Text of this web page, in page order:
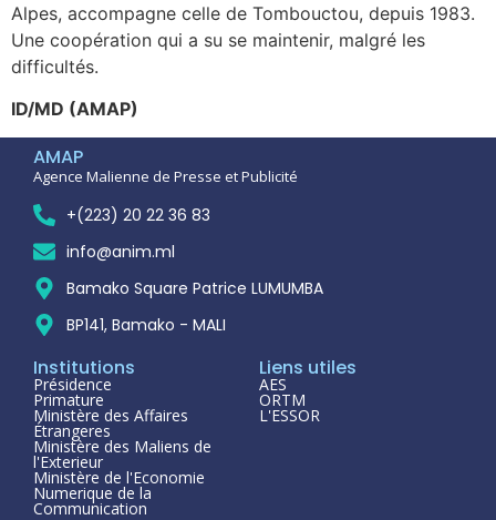
Alpes, accompagne celle de Tombouctou, depuis 1983.
Une coopération qui a su se maintenir, malgré les
difficultés.
ID/MD (AMAP)
AMAP
Agence Malienne de Presse et Publicité
+(223) 20 22 36 83
info@anim.ml
Bamako Square Patrice LUMUMBA
BP141, Bamako - MALI
Institutions
Présidence
Primature
Ministère des Affaires
Étrangeres
Ministère des Maliens de
l'Exterieur
Ministère de l'Economie
Numerique de la
Communication
Liens utiles
AES
ORTM
L'ESSOR